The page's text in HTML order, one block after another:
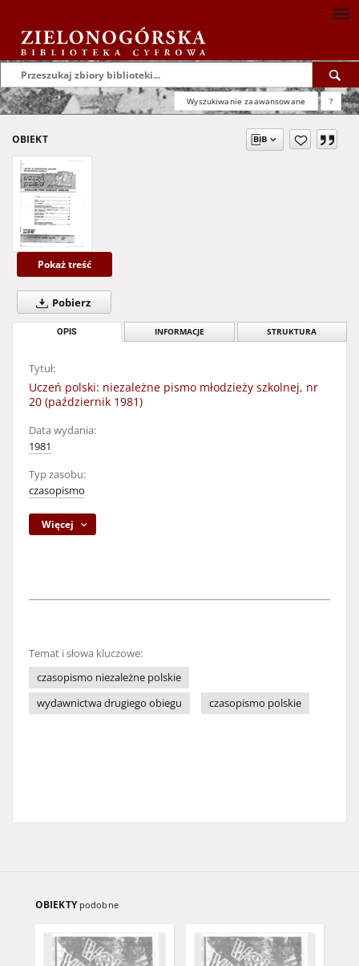
Wyszukiwanie zaawansowane ?
OBIEKT
Pokaż treść
Pobierz
OPIS INFORMACJE STRUKTURA
Tytuł:
Uczeń polski: niezależne pismo młodzieży szkolnej, nr
20 (październik 1981)
Data wydania:
1981
Typ zasobu:
czasopismo
Więcej
Temat i słowa kluczowe:
czasopismo niezależne polskie
wydawnictwa drugiego obiegu
czasopismo polskie
OBIEKTY podobne